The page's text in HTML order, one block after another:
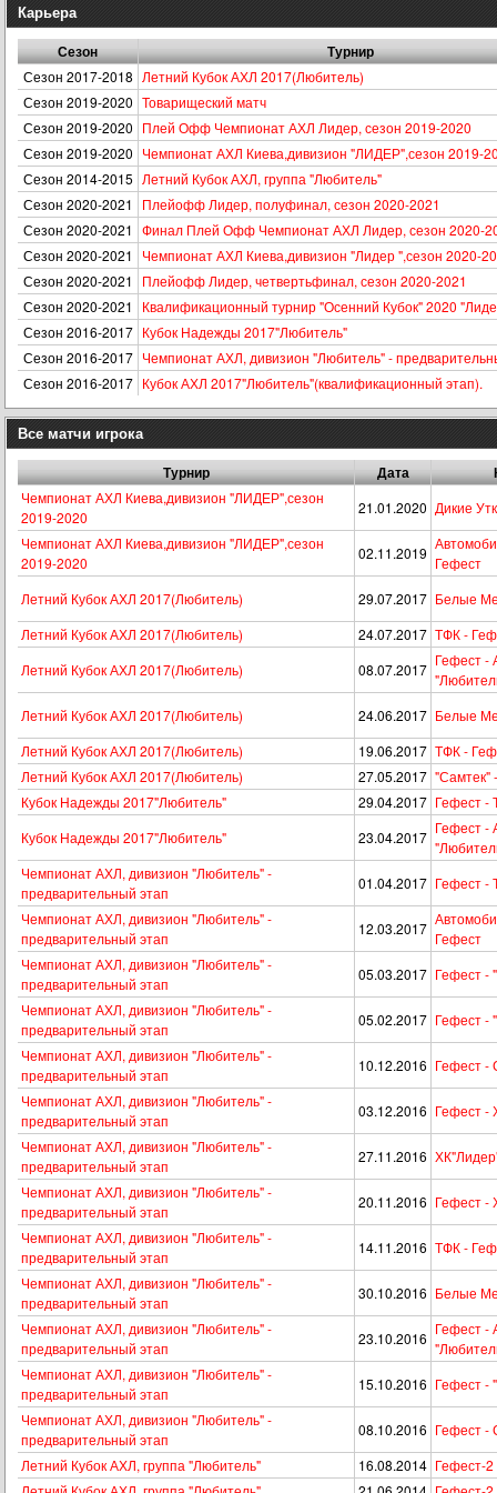
Карьера
Сезон Турнир
Сезон 2017-2018 Летний Кубок АХЛ 2017(Любитель)
Сезон 2019-2020 Товарищеский матч
Сезон 2019-2020 Плей Офф Чемпионат АХЛ Лидер, сезон 2019-2020
Сезон 2019-2020 Чемпионат АХЛ Киева,дивизион "ЛИДЕР",сезон 2019-
Сезон 2014-2015 Летний Кубок АХЛ, группа "Любитель"
Сезон 2020-2021
Плейофф Лидер, полуфинал, сезон 2020-2021
Сезон 2020-2021 Финал Плей Офф Чемпионат АХЛ Лидер, сезон 2020-
Сезон 2020-2021
Чемпионат АХЛ Киева,дивизион "Лидер ",сезон 2020-
Сезон 2020-2021
Плейофф Лидер, четвертьфинал, сезон 2020-2021
Сезон 2020-2021
Квалификационный турнир "Осенний Кубок" 2020
Сезон 2016-2017 Кубок Надежды 2017"Любитель"
Сезон 2016-2017 Чемпионат АХЛ, дивизион "Любитель" -
Сезон 2016-2017 Кубок АХЛ 2017"Любитель"(квалификационный этап).
Все матчи игрока
Турнир Дата
Чемпионат АХЛ Киева,дивизион "ЛИДЕР",сезон
2019-2020
21.01.2020 Дикие
Чемпионат АХЛ Киева,дивизион "ЛИДЕР",сезон
2019-2020
02.11.2019
Гефест
Летний Кубок АХЛ 2017(Любитель)
29.07.2017 Белые
Летний Кубок АХЛ 2017(Любитель)
24.07.2017 ТФК -
Летний Кубок АХЛ 2017(Любитель)
08.07.2017
Гефест -
Летний Кубок АХЛ 2017(Любитель)
24.06.2017 Белые
Летний Кубок АХЛ 2017(Любитель)
19.06.2017 ТФК -
Летний Кубок АХЛ 2017(Любитель)
27.05.2017 "Самтек"
Кубок Надежды 2017"Любитель"
29.04.2017 Гефест -
Кубок Надежды 2017"Любитель"
23.04.2017
Гефест -
Чемпионат АХЛ, дивизион "Любитель" -
предварительный этап
01.04.2017 Гефест -
Чемпионат АХЛ, дивизион "Любитель" -
предварительный этап
12.03.2017
Гефест
Чемпионат АХЛ, дивизион "Любитель" -
предварительный этап
05.03.2017 Гефест -
Чемпионат АХЛ, дивизион "Любитель" -
предварительный этап
05.02.2017 Гефест -
Чемпионат АХЛ, дивизион "Любитель" -
предварительный этап
10.12.2016 Гефест -
Чемпионат АХЛ, дивизион "Любитель" -
предварительный этап
03.12.2016 Гефест -
Чемпионат АХЛ, дивизион "Любитель" -
предварительный этап
27.11.2016
Чемпионат АХЛ, дивизион "Любитель" -
предварительный этап
20.11.2016 Гефест -
Чемпионат АХЛ, дивизион "Любитель" -
предварительный этап
14.11.2016 ТФК -
Чемпионат АХЛ, дивизион "Любитель" -
предварительный этап
30.10.2016 Белые
Чемпионат АХЛ, дивизион "Любитель" -
предварительный этап
23.10.2016
Гефест -
Чемпионат АХЛ, дивизион "Любитель" -
предварительный этап
15.10.2016 Гефест -
Чемпионат АХЛ, дивизион "Любитель" -
предварительный этап
08.10.2016 Гефест -
Летний Кубок АХЛ, группа "Любитель"
16.08.2014 Гефест-